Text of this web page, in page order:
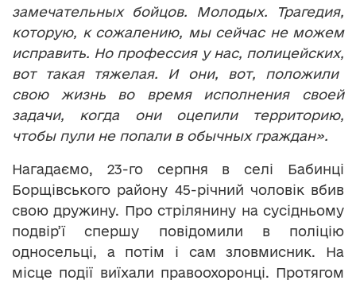
замечательных бойцов. Молодых. Трагедия,
которую, к сожалению, мы сейчас не можем
исправить. Но профессия у нас, полицейских,
вот такая тяжелая. И они, вот, положили
свою жизнь во время исполнения своей
задачи, когда они оцепили территорию,
чтобы пули не попали в обычных граждан».
Нагадаємо, 23-го серпня в селі Бабинці
Борщівського району 45-річний чоловік вбив
свою дружину. Про стрілянину на сусідньому
подвір’ї спершу повідомили в поліцію
односельці, а потім і сам зловмисник. На
місце події виїхали правоохоронці. Протягом